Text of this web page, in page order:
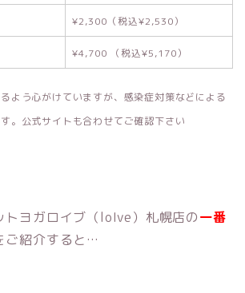
¥2,300（税込¥2,530）
¥4,700 （税込¥5,170）
よう心がけていますが、感染症対策などによる
。公式サイトも合わせてご確認下さい
トヨガロイブ（loIve）札幌店の一番
ご紹介すると…